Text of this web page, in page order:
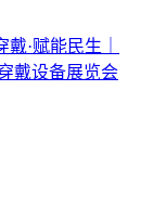
戴·赋能民生｜
戴设备展览会